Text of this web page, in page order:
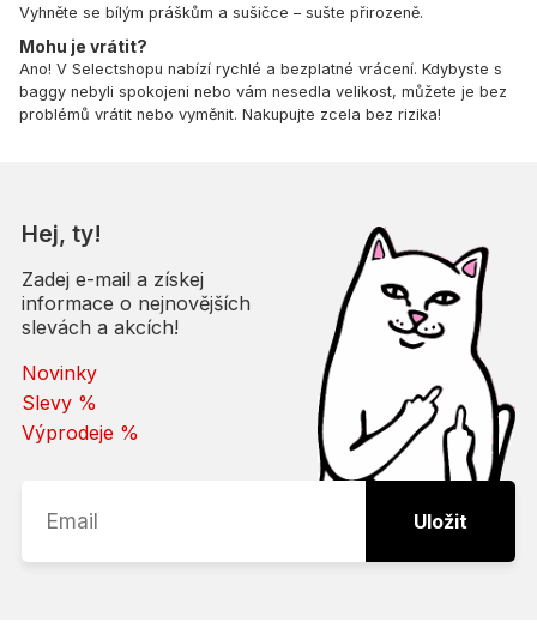
Vyhněte se bílým práškům a sušičce – sušte přirozeně.
Mohu je vrátit?
Ano! V Selectshopu nabízí rychlé a bezplatné vrácení. Kdybyste s
baggy nebyli spokojeni nebo vám nesedla velikost, můžete je bez
problémů vrátit nebo vyměnit. Nakupujte zcela bez rizika!
Hej, ty!
Zadej e-mail a získej
informace o nejnovějších
slevách a akcích!
Novinky
Slevy %
Výprodeje %
Uložit